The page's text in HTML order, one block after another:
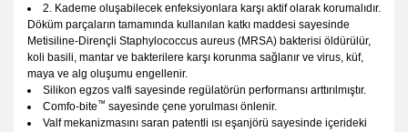
2. Kademe oluşabilecek enfeksiyonlara karşı aktif olarak korumalıdır.
Döküm parçaların tamamında kullanılan katkı maddesi sayesinde
Metisiline-Dirençli Staphylococcus aureus (MRSA) bakterisi öldürülür,
koli basili, mantar ve bakterilere karşı korunma sağlanır ve virus, küf,
maya ve alg oluşumu engellenir.
Silikon egzos valfi sayesinde regülatörün performansı arttırılmıştır.
Comfo-bite ™ sayesinde çene yorulması önlenir.
Valf mekanizmasını saran patentli ısı eşanjörü sayesinde içerideki